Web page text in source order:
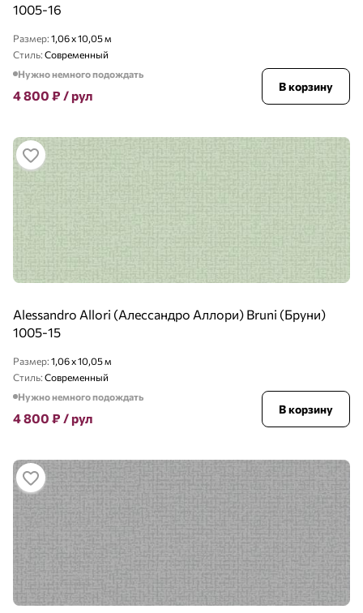
1005-16
Размер: 1,06 x 10,05 м
Стиль: Современный
Нужно немного подождать
4 800 ₽ / рул
В корзину
Alessandro Allori (Алессандро Аллори) Bruni (Бруни)
1005-15
Размер: 1,06 x 10,05 м
Стиль: Современный
Нужно немного подождать
4 800 ₽ / рул
В корзину